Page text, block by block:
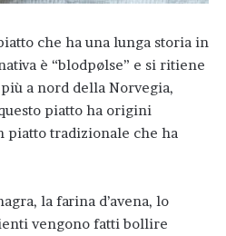
che ha una lunga storia in
è “blodpølse” e si ritiene
a nord della Norvegia,
piatto ha origini
piatto tradizionale che ha
la farina d’avena, lo
vengono fatti bollire